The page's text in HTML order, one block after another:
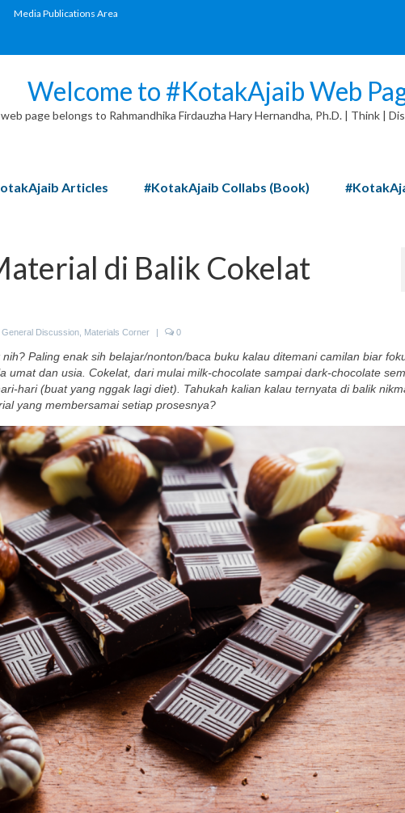
Media Publications Area
Welcome to #KotakAjaib Web
page belongs to Rahmandhika Firdauzha Hary Hernandha, Ph.D. | Think |
Articles #KotakAjaib Collabs (Book)
di Balik Cokelat
General Discussion Materials Corner | 0
Paling enak sih belajar/nonton/baca buku kalau ditemani camilan biar
umat dan usia. Cokelat, dari mulai milk-chocolate sampai dark-chocolate
hari (buat yang nggak lagi diet). Tahukah kalian kalau ternyata di balik
yang membersamai setiap prosesnya?